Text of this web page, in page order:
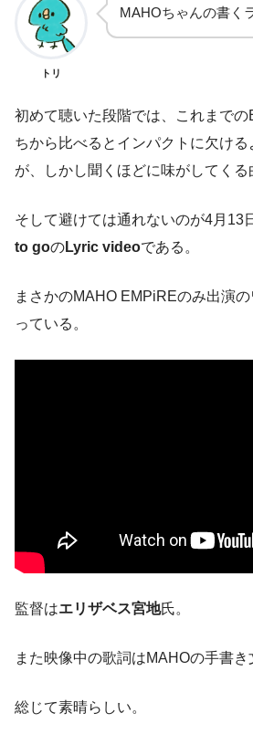
トリ
MAHOちゃんの書く
初めて聴いた段階では、これまで
ちから比べるとインパクトに欠け
が、しかし聞くほどに味がしてくる
そして避けては通れないのが4月13
to goのLyric videoである。
まさかのMAHO EMPiREのみ出演
っている。
監督はエリザベス宮地氏。
また映像中の歌詞はMAHOの手書き
総じて素晴らしい。